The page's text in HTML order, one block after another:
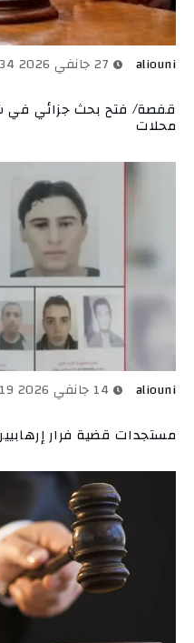
aliouni
قفصة/ فتح بحث جزائي في
محلات
aliouni
مستجدات قضية فرار